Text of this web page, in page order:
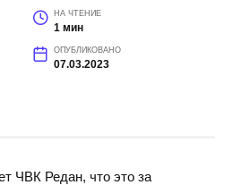
НА ЧТЕНИЕ
1 мин
ОПУБЛИКОВАНО
07.03.2023
ЧВК Редан, что это за